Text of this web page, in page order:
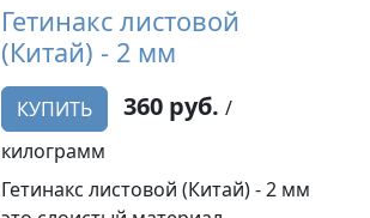
Гетинакс листовой
(Китай) - 2 мм
КУПИТЬ 360 руб. /
килограмм
Гетинакс листовой (Китай) - 2 мм